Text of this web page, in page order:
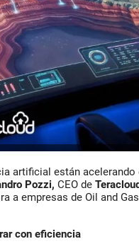
artificial están acelerando
Pozzi, CEO de
a empresas de Oil and
con eficiencia